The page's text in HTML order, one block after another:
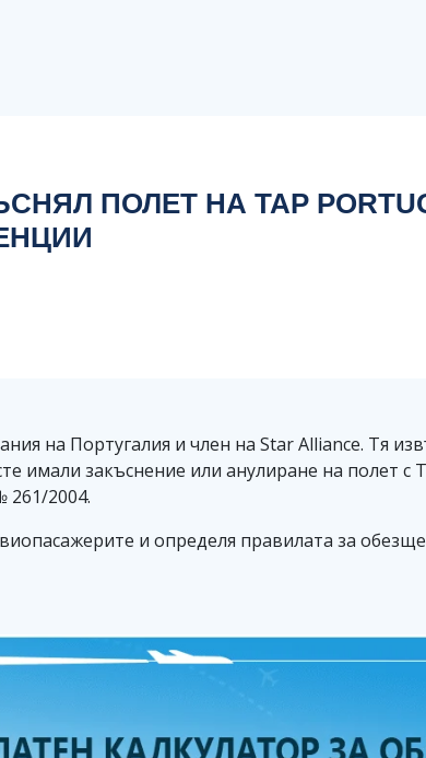
ПОЛЕТ НА TAP
на Португалия и член на Star Alliance. Тя
имали закъснение или анулиране на полет с
261/2004.
и определя правилата за